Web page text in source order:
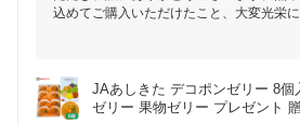
込めてご購入いただけたこと、大変光栄
今後ともよろしくお願いいたします。
JAあしきた デコポンゼリー 8個
ゼリー 果物ゼリー プレゼント